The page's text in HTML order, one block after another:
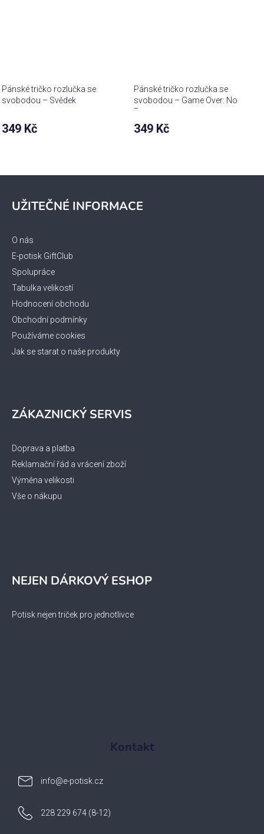
Pánské tričko rozlučka se
svobodou – Svědek
349 Kč
Pánské tričko rozlučka se
svobodou – Game Over: No
Escape
349 Kč
UŽITEČNÉ INFORMACE
O nás
E-potisk GiftClub
Spolupráce
Tabulka velikostí
Hodnocení obchodu
Obchodní podmínky
Používáme cookies
Jak se starat o naše produkty
ZÁKAZNICKÝ SERVIS
Doprava a platba
Reklamační řád a vrácení zboží
Výměna velikosti
Vše o nákupu
NEJEN DÁRKOVÝ ESHOP
Potisk nejen triček pro jednotlivce
Kontakt
info@e-potisk.cz
228 229 674 (8-12)